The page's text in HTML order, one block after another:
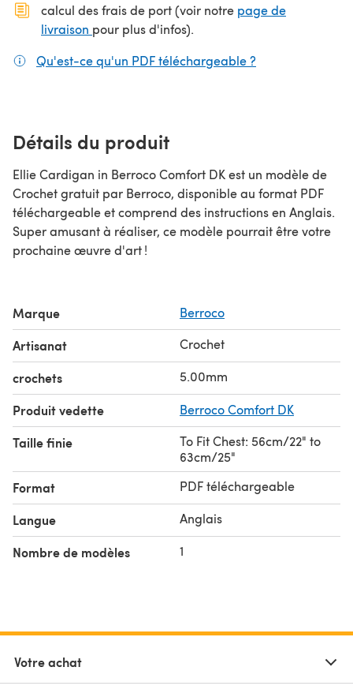
calcul des frais de port (voir notre page de
livraison (s'ouvre dans un nouvel onglet)
pour plus d'infos).
Qu'est-ce qu'un PDF téléchargeable ?
Détails du produit
Ellie Cardigan in Berroco Comfort DK est un modèle de
Crochet gratuit par Berroco, disponible au format PDF
téléchargeable et comprend des instructions en Anglais.
Super amusant à réaliser, ce modèle pourrait être votre
prochaine œuvre d'art !
Marque Berroco
Artisanat Crochet
crochets 5.00mm
Produit vedette Berroco Comfort DK
Taille finie
To Fit Chest: 56cm/22" to
63cm/25"
Format PDF téléchargeable
Langue Anglais
Nombre de modèles 1
Votre achat